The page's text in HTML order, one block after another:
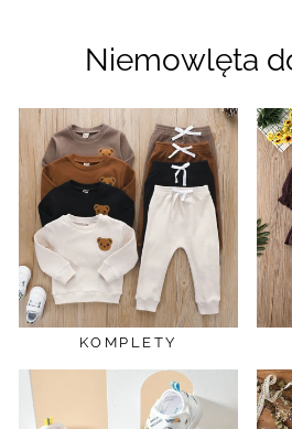
Niemowlęta
KOMPLETY